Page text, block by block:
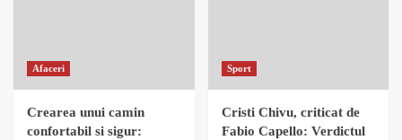
Afaceri
Crearea unui camin
confortabil si sigur:
Sport
Cristi Chivu, criticat de
Fabio Capello: Verdictul